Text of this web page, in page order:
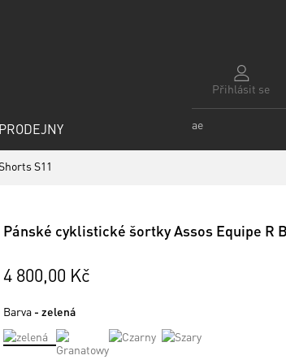
Přihlásit se
PRODEJNY
S11
Pánské cyklistické šortky Assos Equipe R
4 800,00 Kč
Barva - zelená